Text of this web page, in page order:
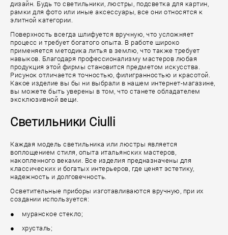
дизайн. Будь то светильники, люстры, подсветка для картин,
рамки для фото или иные аксессуары, все они относятся к
элитной категории.
Поверхность всегда шлифуется вручную, что усложняет
процесс и требует богатого опыта. В работе широко
применяется методика литья в землю, что также требует
навыков. Благодаря профессионализму мастеров любая
продукция этой фирмы становится предметом искусства.
Рисунок отличается точностью, филигранностью и красотой.
Какое изделие вы бы ни выбрали в нашем интернет-магазине,
вы можете быть уверены в том, что станете обладателем
эксклюзивной вещи.
Светильники Ciulli
Каждая модель светильника или люстры является
воплощением стиля, опыта итальянских мастеров,
накопленного веками. Все изделия предназначены для
классических и богатых интерьеров, где ценят эстетику,
надежность и долговечность.
Осветительные приборы изготавливаются вручную, при их
создании используется:
● муранское стекло;
● хрусталь;